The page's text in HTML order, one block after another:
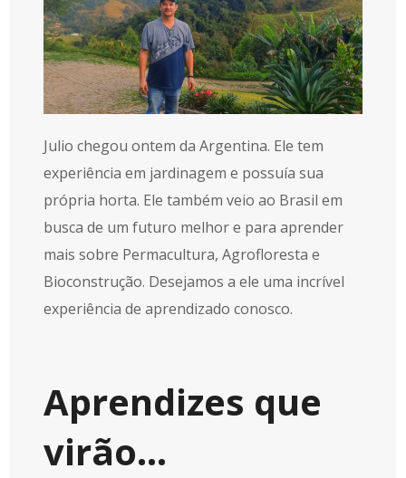
Julio chegou ontem da Argentina. Ele tem
experiência em jardinagem e possuía sua
própria horta. Ele também veio ao Brasil em
busca de um futuro melhor e para aprender
mais sobre Permacultura, Agrofloresta e
Bioconstrução. Desejamos a ele uma incrível
experiência de aprendizado conosco.
Aprendizes que
virão…